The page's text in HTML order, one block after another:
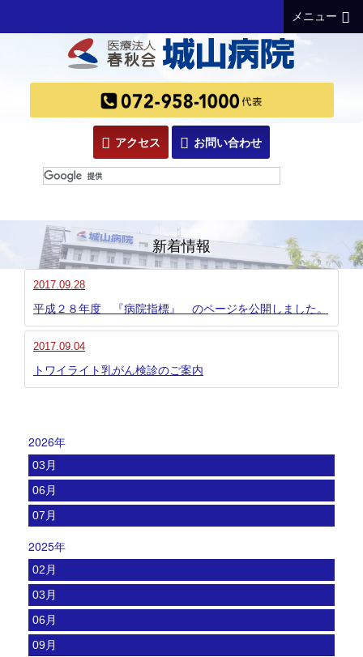
アクセス お問い合わせ
メニュー
新着情報
2017.09.28
平成２８年度 『病院指標』 のページを公開しました。
2017.09.04
トワイライト乳がん検診のご案内
2026年
03月
06月
07月
2025年
02月
03月
06月
09月